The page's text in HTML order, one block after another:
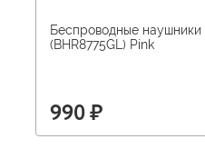
Беспроводные
(BHR8775GL) Pink
990 ₽